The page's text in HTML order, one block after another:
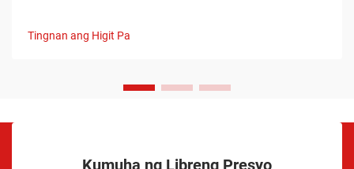
Tingnan ang Higit Pa